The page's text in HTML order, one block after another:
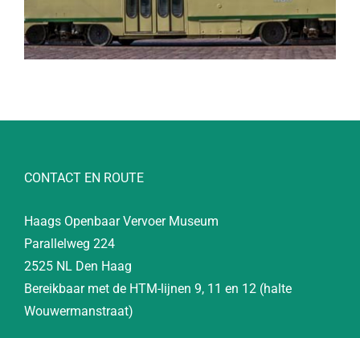
CONTACT EN ROUTE
Haags Openbaar Vervoer Museum
Parallelweg 224
2525 NL Den Haag
Bereikbaar met de HTM-lijnen 9, 11 en 12 (halte
Wouwermanstraat)